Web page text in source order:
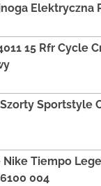
Elektryczna
15 Rfr Cycle
Sportstyle
Nike Tiempo
004